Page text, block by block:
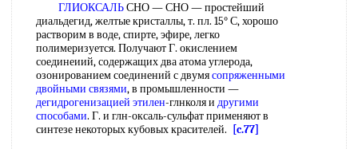
ГЛИОКСАЛЬСНО — СНО — простейший
диальдегид, желтые кристаллы, т. пл. 15° С, хорошо
растворим в воде, спирте, эфире, легко
полимеризуется. Получают Г. окислением
соединеиий, содержащих два атома углерода,
озонированием соединений с двумясопряженными
двойными связями, в промышленности —
дегидрогенизацией этилен-глнколя и другими
способами. Г. и глн-оксаль-сульфат применяют в
синтезе некоторых кубовых красителей.
[c.77]